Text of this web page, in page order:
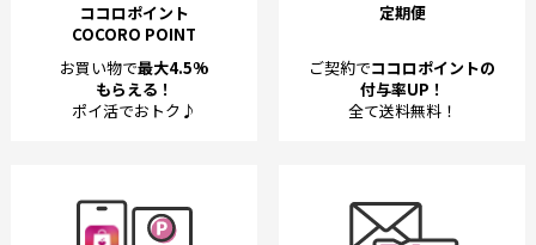
ココロポイント
COCORO POINT
お買い物で最大4.5%
もらえる！
ポイ活でおトク♪
定期便
ご契約でココロポイントの
付与率UP！
全て送料無料！